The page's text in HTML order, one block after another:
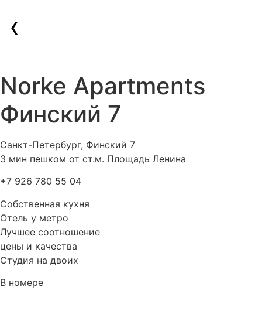
содержимому
‹
Norke Apartments
Финский 7
Санкт-Петербург, Финский 7
3 мин пешком от ст.м. Площадь Ленина
+7 926 780 55 04
Собственная кухня
Отель у метро
Лучшее соотношение
цены и качества
Студия на двоих
В номере